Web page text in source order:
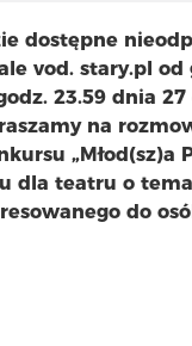
dostępne
vod. stary.pl od
23.59 dnia
na
„Młod(sz)a
dla teatru o
do